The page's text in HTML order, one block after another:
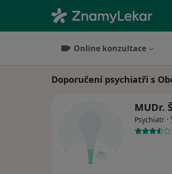
Online konzultace
Doporučení psychiatři s
MUDr.
Psychiatr ·